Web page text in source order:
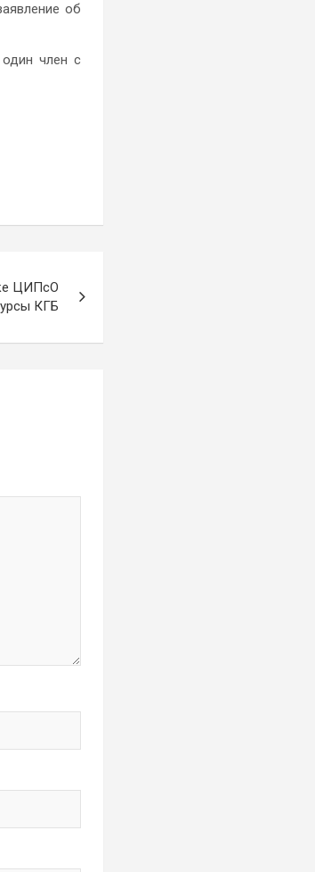
об
член с
ЦИПсО
КГБ